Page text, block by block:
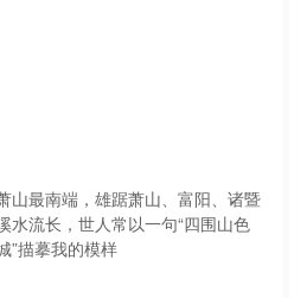
山最南端，雄踞萧山、富阳、诸暨
水流长，世人常以一句“四围山色
”描摹我的模样